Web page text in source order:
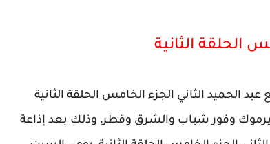
الحلقة الثانية
الحميد الثاني الجزء الخامس الحلقة الثانية
وفور شباب والشرق وقطر، وذلك بعد إذاعة